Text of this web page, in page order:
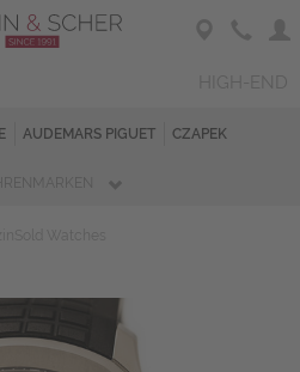
AUDEMARS PIGUET CZAPEK